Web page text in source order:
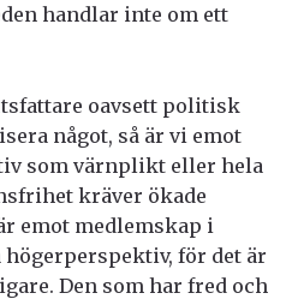
handlar inte om ett
oavsett politisk
något, så är vi emot
som värnplikt eller hela
kräver ökade
emot medlemskap i
för det är
Den som har fred och